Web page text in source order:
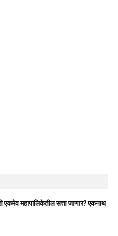
एकमेव महापालिकेतील सत्ता जाणार? एकनाथ